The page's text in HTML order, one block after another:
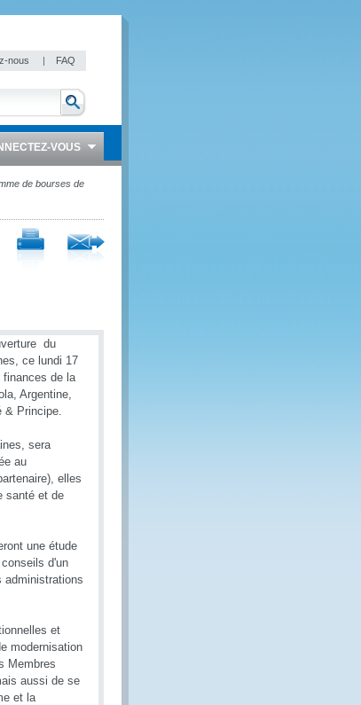
nous | FAQ
VOUS
de bourses de
du
ce lundi 17
finances de la
Argentine,
& Principe.
sera
au
elles
santé et de
une étude
d'un
administrations
et
modernisation
Membres
aussi de se
et la